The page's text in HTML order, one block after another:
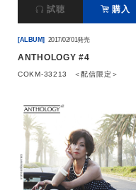
試聴 購入
[ALBUM] 2017/02/01発売
ANTHOLOGY #4
COKM-33213 ＜配信限定＞